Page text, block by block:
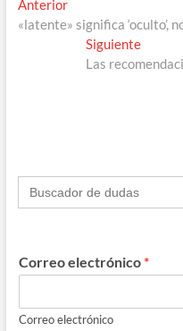
Navegación
de
entradas
Anterior
anterior:
«latente» significa ‘oculto’,
SiguienteEntrada
Las
Buscar:
Correo electrónico *
Correo electrónico